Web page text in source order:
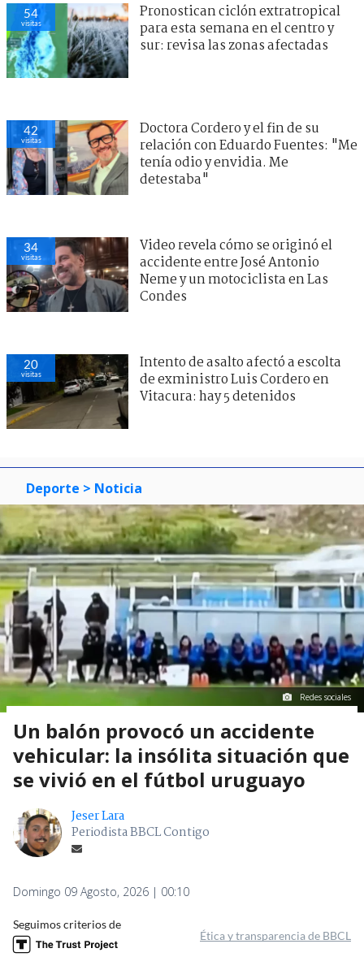
54
visitas
Pronostican ciclón extratropical
para esta semana en el centro y
sur: revisa las zonas afectadas
42
visitas
Doctora Cordero y el fin de su
relación con Eduardo Fuentes: "Me
tenía odio y envidia. Me
detestaba"
34
visitas
Video revela cómo se originó el
accidente entre José Antonio
Neme y un motociclista en Las
Condes
20
visitas
Intento de asalto afectó a escolta
de exministro Luis Cordero en
Vitacura: hay 5 detenidos
Deporte > Noticia
Redes sociales
Un balón provocó un accidente
vehicular: la insólita situación que
se vivió en el fútbol uruguayo
Jeser Lara
Periodista BBCL Contigo
Domingo 09 Agosto, 2026 | 00:10
Seguimos criterios de
Ética y transparencia de BBCL